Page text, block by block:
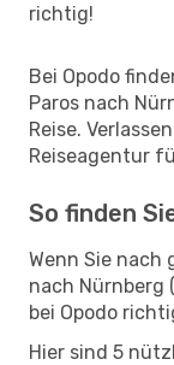
richtig!
Bei Opodo
Paros nach
Reise.
Reiseagentur
So finden
Wenn Sie nach
nach Nürnberg
bei Opodo
Hier sind 5